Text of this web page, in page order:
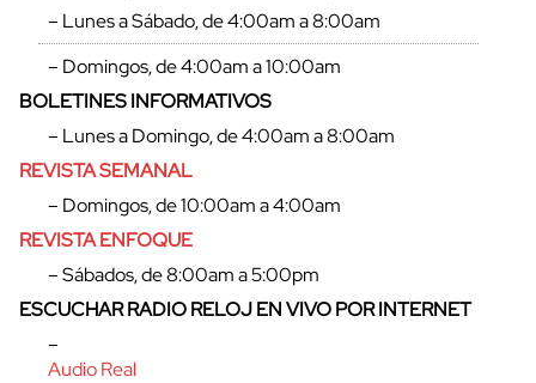
cerrar
– Lunes a Sábado, de 4:00am a 8:00am
– Domingos, de 4:00am a 10:00am
BOLETINES INFORMATIVOS
– Lunes a Domingo, de 4:00am a 8:00am
REVISTA SEMANAL
– Domingos, de 10:00am a 4:00am
REVISTA ENFOQUE
– Sábados, de 8:00am a 5:00pm
ESCUCHAR RADIO RELOJ EN VIVO POR INTERNET
–
Audio Real